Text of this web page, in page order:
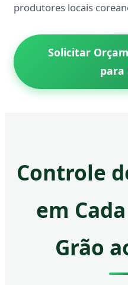
produtores locais
Solicitar
para
Controle
em
Grão